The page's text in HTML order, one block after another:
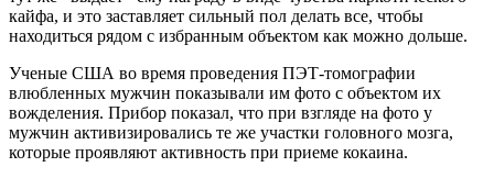
кайфа, и это заставляет сильный пол делать все, чтобы
находиться рядом с избранным объектом как можно дольше.
Ученые США во время проведения ПЭТ-томографии
влюбленных мужчин показывали им фото с объектом их
вожделения. Прибор показал, что при взгляде на фото у
мужчин активизировались те же участки головного мозга,
которые проявляют активность при приеме кокаина.